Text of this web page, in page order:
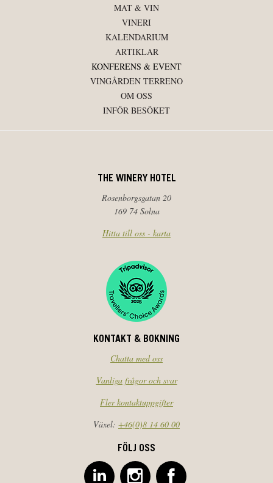
MAT & VIN
VINERI
KALENDARIUM
ARTIKLAR
KONFERENS & EVENT
VINGÅRDEN TERRENO
OM OSS
INFÖR BESÖKET
THE WINERY HOTEL
Rosenborgsgatan 20
169 74 Solna
Hitta till oss - karta
KONTAKT & BOKNING
Chatta med oss
Vanliga frågor och svar
Fler kontaktuppgifter
Växel: +46(0)8 14 60 00
FÖLJ OSS